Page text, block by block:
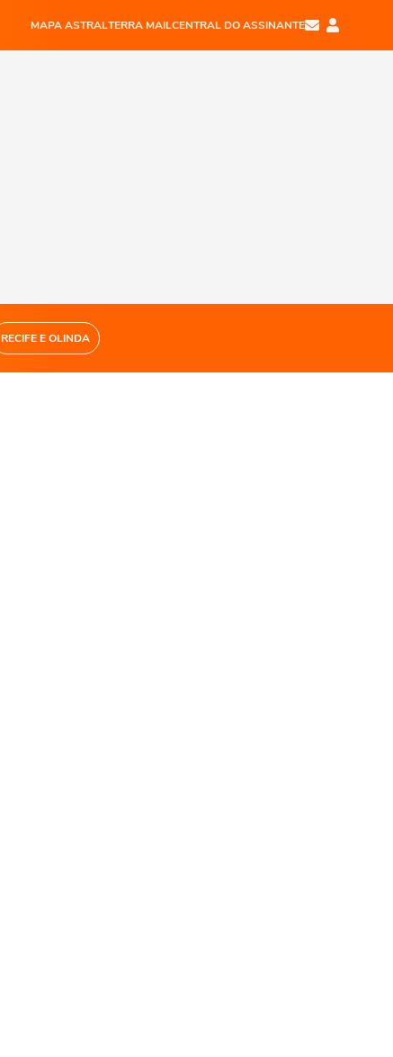
MAPA ASTRALTERRA MAILCENTRAL DO ASSINANTE
RECIFE E OLINDA